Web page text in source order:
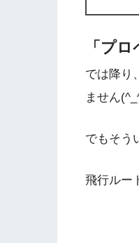
「プ
では降り
ません
でもそう
飛行ルー